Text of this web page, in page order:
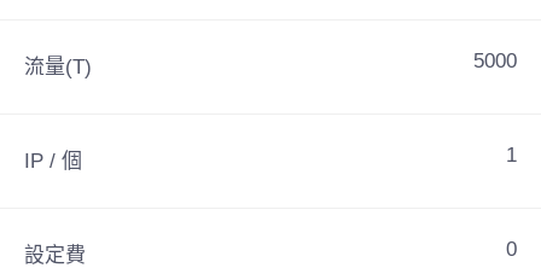
流量(T) 5000
IP / 個 1
設定費 0